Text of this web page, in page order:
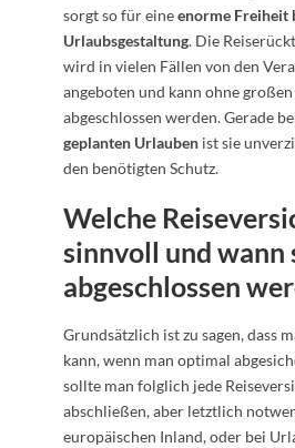
sorgt so für eineenorme Freiheit
Urlaubsgestaltung. Die
wird in vielen Fällen von den
angeboten und kann ohne
abgeschlossen werden. Gerade
geplanten Urlaubenist sie
den benötigten Schutz.
Welche
sinnvoll und wann
abgeschlossen
Grundsätzlich ist zu sagen, dass
kann, wenn man optimal
sollte man folglich jede
abschließen, aber letztlich
europäischen Inland, oder bei